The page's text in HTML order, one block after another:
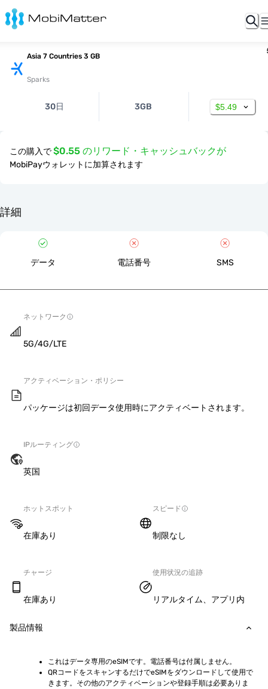
Asia 7 Countries 3 GB
Sparks
30日 3GB $5.49
この購入で$0.55 のリワード・キャッシュバックが
MobiPayウォレットに加算されます
詳細
データ 電話番号 SMS
ネットワーク
5G/4G/LTE
アクティベーション・ポリシー
パッケージは初回データ使用時にアクティベートされます。
IPルーティング
英国
ホットスポット
在庫あり
スピード
制限なし
チャージ
在庫あり
使用状況の追跡
リアルタイム、アプリ内
製品情報
これはデータ専用のeSIMです。電話番号は付属しません。
QRコードをスキャンするだけでeSIMをダウンロードして使用で
きます。その他のアクティベーションや登録手順は必要ありま